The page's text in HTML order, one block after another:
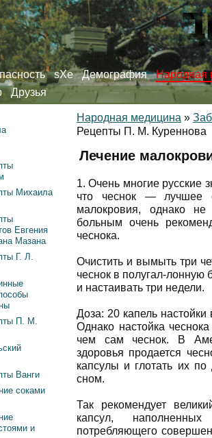
sXe Демография
Народная
Друзья
Народная медицина »
Рецепты П. М. Куреннова
Лечение
1. Очень многие русские
что чеснок — лучшее
малокровия, однако
больным очень
чеснока.
Очистить и вымыть три
чеснок в полугал-лонную
и настаивать три недели.
Доза: 20 капель
Однако настойка
чем сам чеснок. В
здоровья продается
капсулы и глотать их
сном.
Так рекомендует
капсул,
потребляющего
Михаила
Евгения
Мазана
Г. Л.
П. М.
Ванги
соками
и